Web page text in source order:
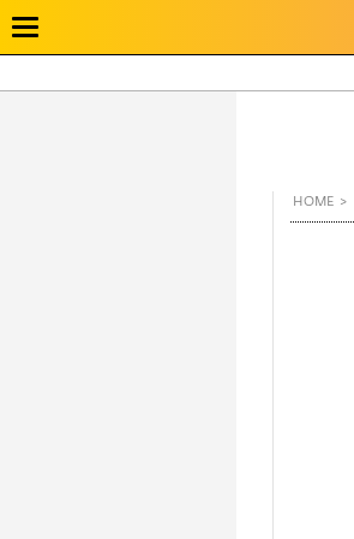
Παράκαμψη
HOME